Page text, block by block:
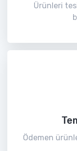
Ürünleri
Ödemen